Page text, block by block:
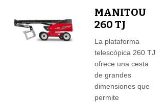
MANITOU
260 TJ
La plataforma
telescópica 260 TJ
ofrece una cesta
de grandes
dimensiones que
permite